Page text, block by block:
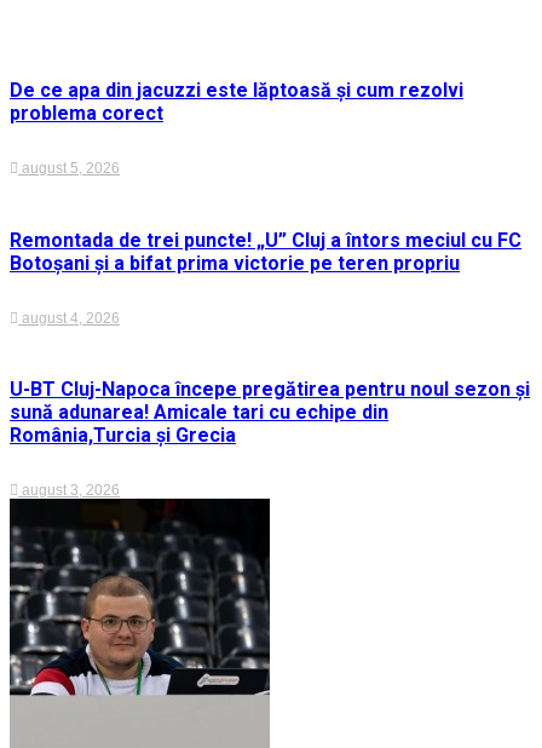
De ce apa din jacuzzi este lăptoasă și cum rezolvi
problema corect
august 5, 2026
Remontada de trei puncte! „U” Cluj a întors meciul cu FC
Botoșani și a bifat prima victorie pe teren propriu
august 4, 2026
U-BT Cluj-Napoca începe pregătirea pentru noul sezon și
sună adunarea! Amicale tari cu echipe din
România,Turcia și Grecia
august 3, 2026